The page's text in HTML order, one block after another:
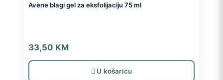
Avène blagi gel za eksfolijaciju 75 ml
33,50 KM
U košaricu